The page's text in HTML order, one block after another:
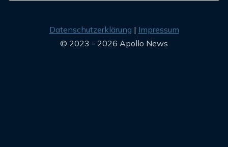
Datenschutzerklärung
Impressum
© 2023 - 2026 Apollo News